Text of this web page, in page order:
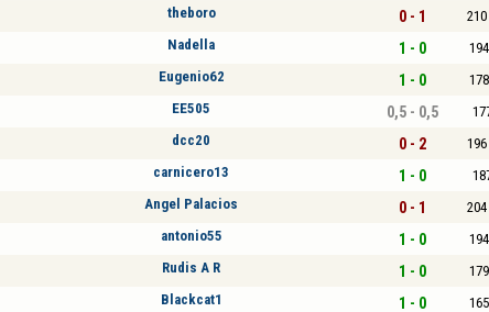
theboro 0 - 1 210
Nadella 1 - 0 194
Eugenio62 1 - 0 178
EE505 0,5 - 0,5
dcc20 0 - 2 196
carnicero13 1 - 0
Angel Palacios 0 - 1 204
antonio55 1 - 0 194
Rudis A R 1 - 0 179
Blackcat1 1 - 0 165